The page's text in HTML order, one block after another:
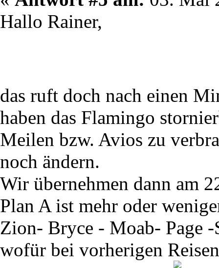
Hallo Rainer,
das ruft doch nach einen
haben das Flamingo
Meilen bzw. Avios zu
noch ändern.
Wir übernehmen dann am
Plan A ist mehr oder
Zion- Bryce - Moab- Page -
wofür bei vorherigen